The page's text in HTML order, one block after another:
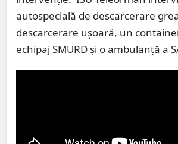
autospecială de descarcerare
descarcerare uşoară, un
echipaj SMURD şi o ambulanţă a